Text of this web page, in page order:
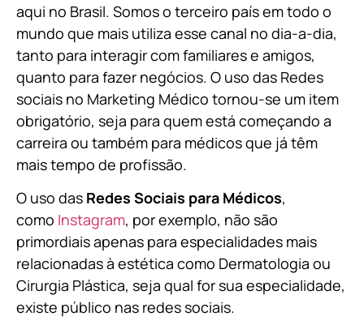
aqui no Brasil. Somos o terceiro país em todo o
mundo que mais utiliza esse canal no dia-a-dia,
tanto para interagir com familiares e amigos,
quanto para fazer negócios. O uso das Redes
sociais no Marketing Médico tornou-se um item
obrigatório, seja para quem está começando a
carreira ou também para médicos que já têm
mais tempo de profissão.
O uso das Redes Sociais para Médicos,
como Instagram, por exemplo, não são
primordiais apenas para especialidades mais
relacionadas à estética como Dermatologia ou
Cirurgia Plástica, seja qual for sua especialidade,
existe público nas redes sociais.